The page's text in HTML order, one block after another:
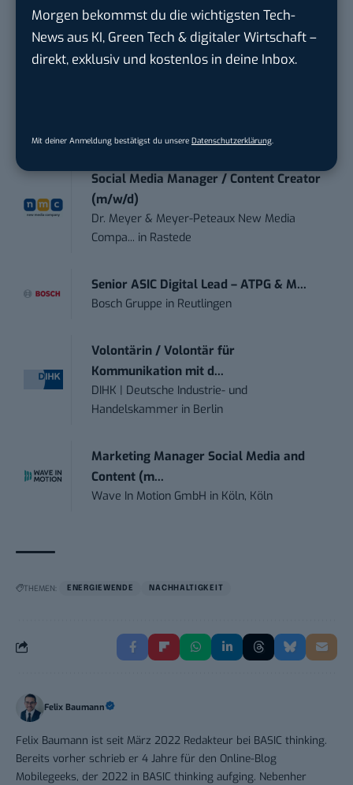
Morgen bekommst du die wichtigsten Tech-
News aus KI, Green Tech & digitaler Wirtschaft –
direkt, exklusiv und kostenlos in deine Inbox.
Mit deiner Anmeldung bestätigst du unsere Datenschutzerklärung.
Endpoint Security Engineer – OT (f/m/x)
ZEISS inOberkochen (Baden-Württemberg),
München
Social Media Manager / Content Creator
(m/w/d)
Dr. Meyer & Meyer-Peteaux New Media
Compa... in Rastede
Senior ASIC Digital Lead – ATPG & M...
Bosch Gruppe in Reutlingen
Volontärin / Volontär für
Kommunikation mit d...
DIHK | Deutsche Industrie- und
Handelskammer in Berlin
Marketing Manager Social Media and
Content (m...
Wave In Motion GmbH in Köln, Köln
THEMEN: ENERGIEWENDE NACHHALTIGKEIT
Felix Baumann
Felix Baumann ist seit März 2022 Redakteur bei BASIC thinking.
Bereits vorher schrieb er 4 Jahre für den Online-Blog
Mobilegeeks, der 2022 in BASIC thinking aufging. Nebenher